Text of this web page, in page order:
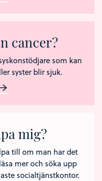
cancer?
som kan
syster blir sjuk.
mig?
till om man har det
mer och söka upp
socialtjänstkontor.